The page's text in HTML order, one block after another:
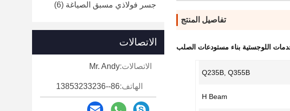
تفاصيل المنتج
اللوجستية بناء مستودعات الصلب
Q235B, Q355B
H Beam
جسر فولاذي مسبق الصياغة (6)
الاتصالات
الاتصالات:Mr. Andy
الهاتف:86--13853233236